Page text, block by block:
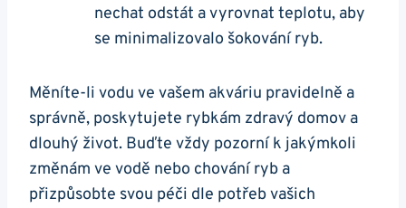
nechat ⁣odstát a vyrovnat ⁢teplotu, aby
se minimalizovalo šokování ryb.
Měníte-li vodu ve⁣ vašem akváriu pravidelně a
správně, poskytujete rybkám ⁣zdravý domov a
dlouhý život. Buďte vždy‍ pozorní ‍k jakýmkoli
změnám ve ‍vodě nebo chování ryb a
přizpůsobte svou péči dle potřeb vašich